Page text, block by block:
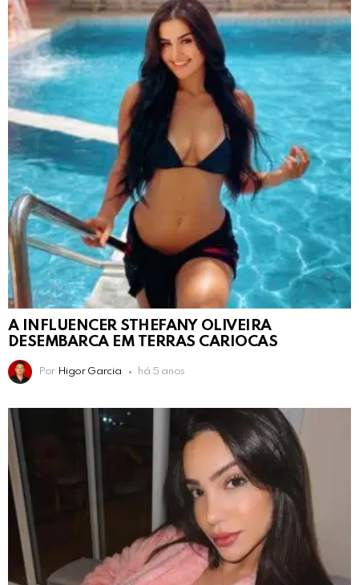
A INFLUENCER STHEFANY OLIVEIRA
DESEMBARCA EM TERRAS CARIOCAS
Por Higor Garcia há 5 anos